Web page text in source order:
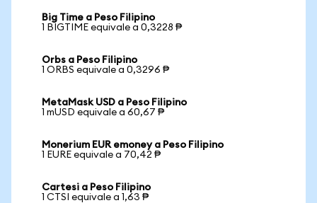
Big Time a Peso Filipino
1 BIGTIME equivale a 0,3228 ₱
Orbs a Peso Filipino
1 ORBS equivale a 0,3296 ₱
MetaMask USD a Peso Filipino
1 mUSD equivale a 60,67 ₱
Monerium EUR emoney a Peso Filipino
1 EURE equivale a 70,42 ₱
Cartesi a Peso Filipino
1 CTSI equivale a 1,63 ₱